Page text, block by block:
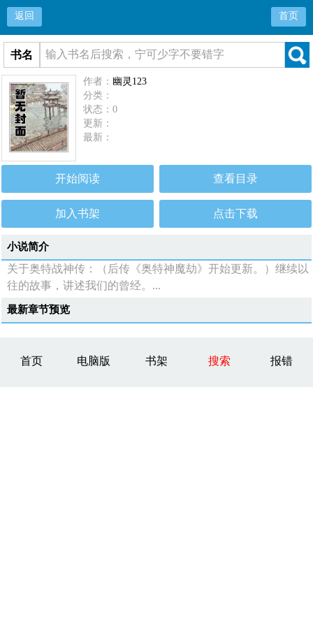
返回 首页
书名
作者： 幽灵123
分类：
状态：0
更新：
最新：
开始阅读 查看目录
加入书架 点击下载
小说简介
关于奥特战神传：（后传《奥特神魔劫》开始更新。）继续以
往的故事，讲述我们的曾经。...
最新章节预览
首页 电脑版 书架 搜索 报错